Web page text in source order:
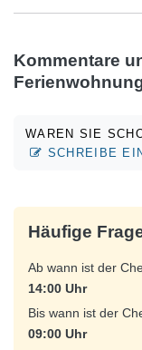
Kommentare
WAREN SIE
SCHREIBE
Häufige
Ab wann ist der
14:00 Uhr
Bis wann ist der
09:00 Uhr